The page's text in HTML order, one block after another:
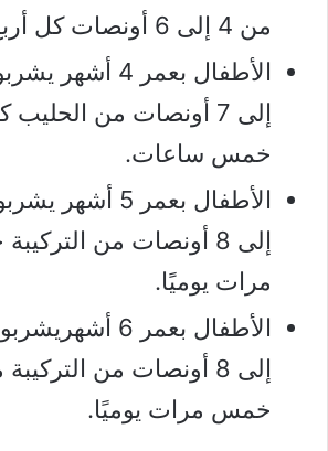
من 4 إلى 6 أونصات كل أربع ساعات.
إلى 7 أونصات من
خمس ساعات.
إلى 8 أونصات من
مرات يوميًا.
إلى 8 أونصات من
خمس مرات يوميًا.